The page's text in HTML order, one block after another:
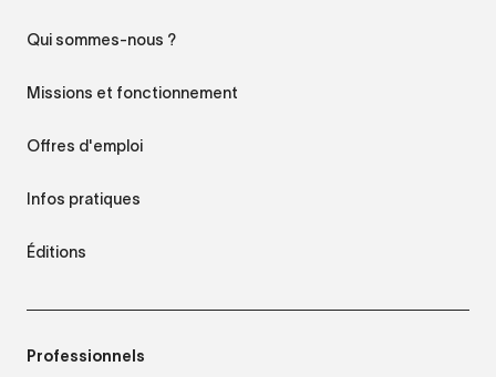
Qui sommes-nous ?
Missions et fonctionnement
Offres d'emploi
Infos pratiques
Éditions
Professionnels